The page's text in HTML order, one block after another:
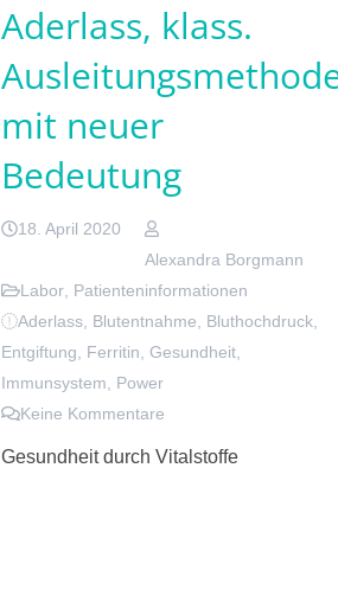
Aderlass, klass.
mit neuer
Bedeutung
18. April 2020
Alexandra Borgmann
Labor Patienteninformationen
Aderlass Blutentnahme Bluthochdruck
Entgiftung
Ferritin Gesundheit
Immunsystem
Power
Keine Kommentare
Gesundheit durch Vitalstoffe